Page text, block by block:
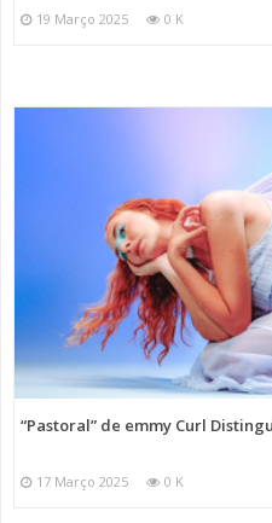
19 Março 2025 0 K
“Pastoral” de emmy Curl
17 Março 2025 0 K